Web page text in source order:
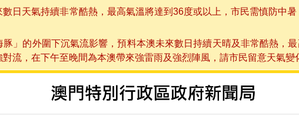
日天氣持續非常酷熱，最高氣溫將達到36度或以上，市民需慎防中
」的外圍下沉氣流影響，預料本澳未來數日持續天晴及非常酷熱，
流，在下午至晚間為本澳帶來強雷雨及強烈陣風，請市民留意天氣